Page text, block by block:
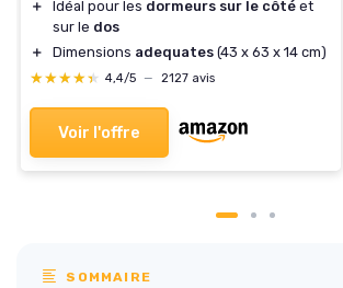
＋
Idéal pour les dormeurs sur le côté et
sur le dos
＋
Dimensions adequates (43 x 63 x 14 cm)
★★★★★
★★★★★ 4,4/5 — 2127 avis
Voir l'offre
SOMMAIRE